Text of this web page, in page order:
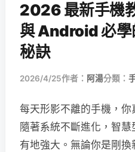
2026 最新手機
與 Android 必學
秘訣
2026/4/25作者： 阿湯分類：
每天形影不離的手機，你
隨著系統不斷進化，智
有地強大。無論你是剛